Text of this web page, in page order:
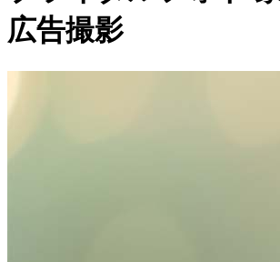
広告撮影